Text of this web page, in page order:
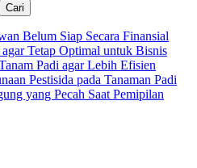
Cari
Belum Siap Secara Finansial
Tetap Optimal untuk Bisnis
Padi agar Lebih Efisien
Pestisida pada Tanaman Padi
yang Pecah Saat Pemipilan